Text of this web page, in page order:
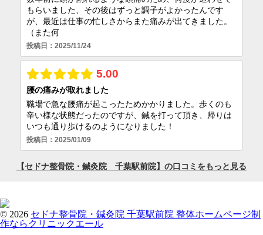
© 2026 セドナ整骨院・鍼灸院 千葉駅前院 整体ホームページ制
作ならクリニックエール